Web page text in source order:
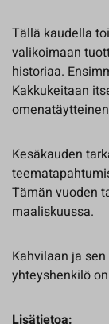
Tällä kaudella
valikoimaan
historiaa.
Kakkukeitaan
Kesäkauden
Tämän vuoden
maaliskuussa.
Kahvilaan ja
yhteyshenkilö
Lisätietoa: